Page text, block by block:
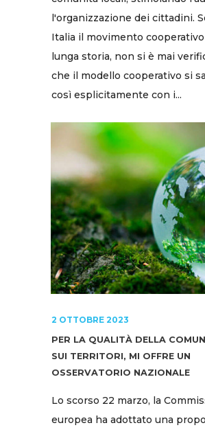
l'organizzazione dei cittadini.
Italia il movimento
lunga storia, non si è mai
che il modello cooperativo si
così esplicitamente con i...
2 OTTOBRE 2023
PER LA QUALITÀ DELLA
SUI TERRITORI, MI OFFRE UN
OSSERVATORIO NAZIONALE
Lo scorso 22 marzo, la
europea ha adottato una